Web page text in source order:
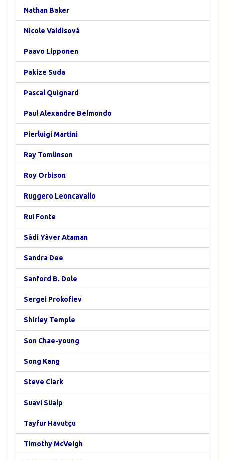
Nathan Baker
Nicole Vaidisová
Paavo Lipponen
Pakize Suda
Pascal Quignard
Paul Alexandre Belmondo
Pierluigi Martini
Ray Tomlinson
Roy Orbison
Ruggero Leoncavallo
Rui Fonte
Sâdi Yâver Ataman
Sandra Dee
Sanford B. Dole
Sergei Prokofiev
Shirley Temple
Son Chae-young
Song Kang
Steve Clark
Suavi Süalp
Tayfur Havutçu
Timothy McVeigh